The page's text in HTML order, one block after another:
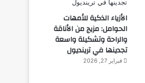
الأزياء الذكية للأمهات
الحوامل: مزيج من الأناقة
والراحة وتشكيلة واسعة
تجدينها في ترينديول
فبراير 27, 2026